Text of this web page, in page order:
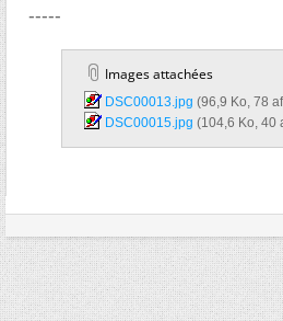
-----
Images attachées
DSC00013.jpg‎ (96,9 Ko, 78
DSC00015.jpg‎ (104,6 Ko, 40